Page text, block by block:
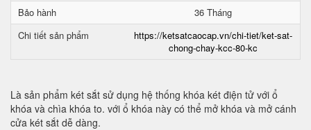
Bảo hành
36 Tháng
Chi tiết sản phẩm
https://ketsatcaocap.vn/chi-tiet/ket-sat-
chong-chay-kcc-80-kc
Là sản phẩm két sắt sử dụng hệ thống khóa két điện tử với ổ
khóa và chìa khóa to. với ổ khóa này có thể mở khóa và mở cánh
cửa két sắt dễ dàng.